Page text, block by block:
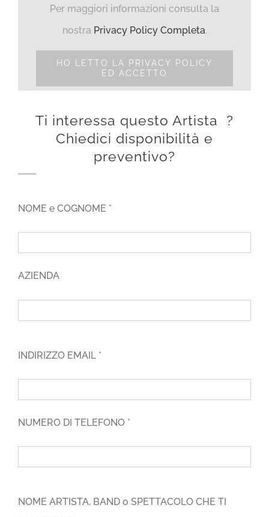
Per maggiori informazioni consulta la
nostra Privacy Policy Completa.
HO LETTO LA PRIVACY POLICY
ED ACCETTO
Ti interessa questo Artista ?
Chiedici disponibilità e
preventivo?
NOME e COGNOME *
AZIENDA
INDIRIZZO EMAIL *
NUMERO DI TELEFONO *
NOME ARTISTA, BAND o SPETTACOLO CHE TI